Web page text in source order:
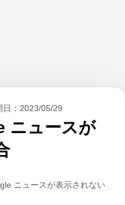
： 2023/05/29
ニュースが
ニュースが表示されない